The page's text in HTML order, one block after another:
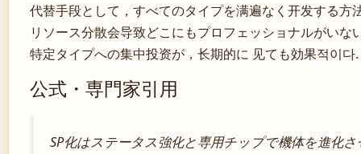
代替手段として，すべてのタイプを满遍なく开发する方
リソース分散会导致どこにもプロフェッショナルがいな
特定タイプへの集中投资が，长期的に 见ても効果적이다.
公式・専門家引用
SP化はステータス強化と専用チップで機体を進化